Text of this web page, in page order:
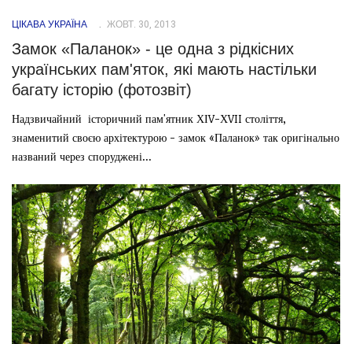
ЦІКАВА УКРАЇНА ЖОВТ. 30, 2013
Замок «Паланок» - це одна з рідкісних
українських пам'яток, які мають настільки
багату історію (фотозвіт)
Надзвичайний історичний пам'ятник ХІV-ХVII століття,
знаменитий своєю архітектурою - замок «Паланок» так оригінально
названий через споруджені...